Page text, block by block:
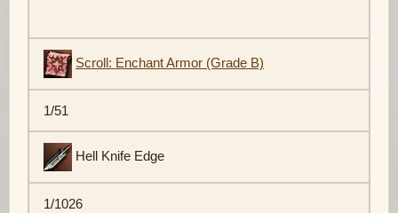
Scroll: Enchant Armor (Grade B)
1/51
Hell Knife Edge
1/1026